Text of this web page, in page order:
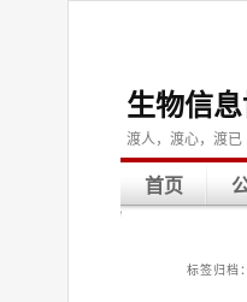
生物信
渡人，渡心，渡已
首页
标签归档：